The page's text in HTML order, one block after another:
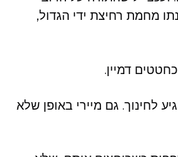
מחמת רחיצת ידי הגדול,
דמיין.
לחינוך. גם מיירי באופן שלא